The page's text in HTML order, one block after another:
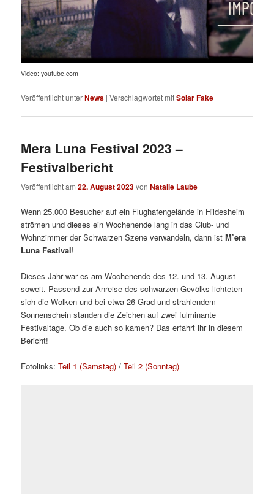
Video: youtube.com
Veröffentlicht unterNews |Verschlagwortet mitSolar Fake
Mera Luna Festival 2023 –
Festivalbericht
Veröffentlicht am22. August 2023vonNatalie Laube
Wenn 25.000 Besucher auf ein Flughafengelände in Hildesheim
strömen und dieses ein Wochenende lang in das Club- und
Wohnzimmer der Schwarzen Szene verwandeln, dann istM’era
Luna Festival!
Dieses Jahr war es am Wochenende des 12. und 13. August
soweit. Passend zur Anreise des schwarzen Gevölks lichteten
sich die Wolken und bei etwa 26 Grad und strahlendem
Sonnenschein standen die Zeichen auf zwei fulminante
Festivaltage. Ob die auch so kamen? Das erfahrt ihr in diesem
Bericht!
Fotolinks:Teil 1 (Samstag) /Teil 2 (Sonntag)